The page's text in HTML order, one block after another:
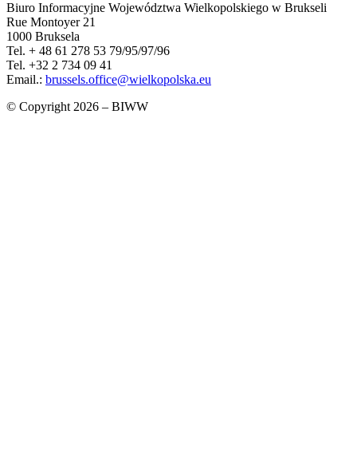
Biuro Informacyjne Województwa Wielkopolskiego w Brukseli
Rue Montoyer 21
1000 Bruksela
Tel. + 48 61 278 53 79/95/97/96
Tel. +32 2 734 09 41
Email.: brussels.office@wielkopolska.eu
© Copyright 2026 – BIWW